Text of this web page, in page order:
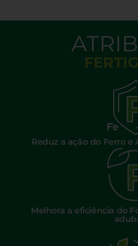
Reduz a ação do Ferro
Melhora a eficiência do